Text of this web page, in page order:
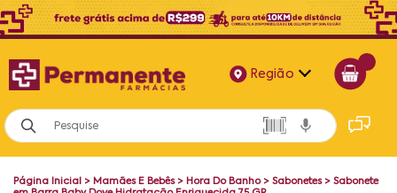
Região
Alagoas
Bahia
Página Inicial > Mamães E Bebês> Hora Do Banho> Sabonetes> Sabonete